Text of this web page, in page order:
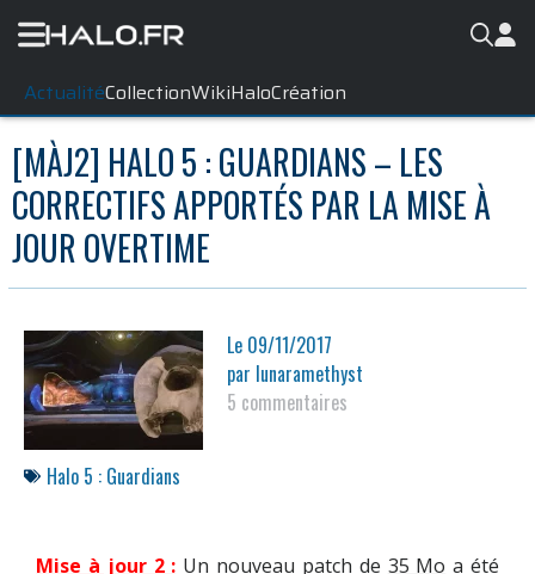
ActualitéCollectionWikiHaloCréation
[MÀJ2] HALO 5 : GUARDIANS – LES
CORRECTIFS APPORTÉS PAR LA MISE À
JOUR OVERTIME
Le 09/11/2017
par lunaramethyst
5 commentaires
Halo 5 : Guardians
Mise à jour 2 : Un nouveau patch de 35 Mo a été